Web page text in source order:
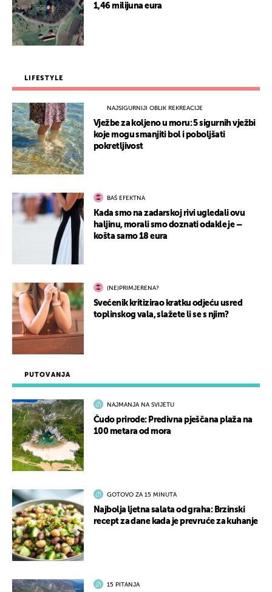
PUTOVANJA
NAJMANJA NA SVIJETU
Čudo prirode: Predivna pješčana plaža na
100 metara od mora
GOTOVO ZA 15 MINUTA
Najbolja ljetna salata od graha: Brzinski
recept za dane kada je prevruće za kuhanje
15 PITANJA
1,46 milijuna eura
LIFESTYLE
NAJSIGURNIJI OBLIK REKREACIJE
Vježbe za koljeno u moru: 5 sigurnih vježbi
koje mogu smanjiti bol i poboljšati
pokretljivost
BAŠ EFEKTNA
Kada smo na zadarskoj rivi ugledali ovu
haljinu, morali smo doznati odakle je –
košta samo 18 eura
(NE)PRIMJERENA?
Svećenik kritizirao kratku odjeću usred
toplinskog vala, slažete li se s njim?